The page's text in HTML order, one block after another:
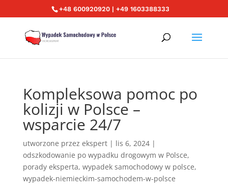
+48 600920920 | +49 1603388333
Kompleksowa pomoc po
kolizji w Polsce –
wsparcie 24/7
utworzone przez ekspert| lis 6, 2024|
odszkodowanie po wypadku drogowym w Polsce,
porady eksperta, wypadek samochodowy w polsce,
wypadek-niemieckim-samochodem-w-polsce